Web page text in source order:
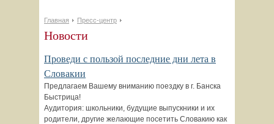
Главная Пресс-центр
Новости
Проведи с пользой последние дни лета в
Словакии
Предлагаем Вашему вниманию поездку в г. Банска
Быстрица!
Аудитория: школьники, будущие выпускники и их
родители, другие желающие посетить Словакию как